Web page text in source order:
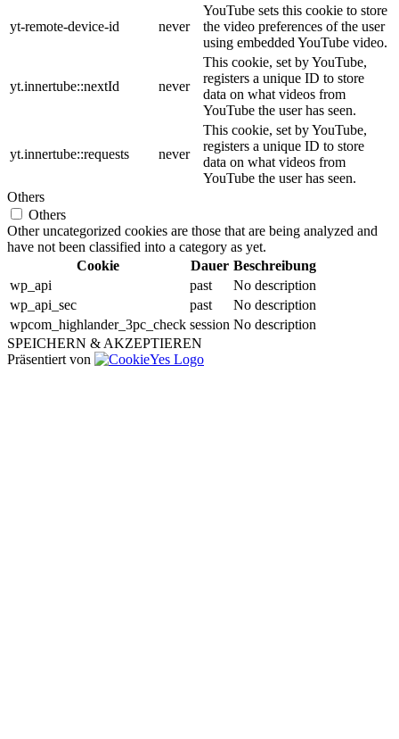
yt-remote-device-id never
YouTube sets this cookie to store
the video preferences of the user
using embedded YouTube video.
yt.innertube::nextId never
This cookie, set by YouTube,
registers a unique ID to store
data on what videos from
YouTube the user has seen.
yt.innertube::requests never
This cookie, set by YouTube,
registers a unique ID to store
data on what videos from
YouTube the user has seen.
Others
Others
Other uncategorized cookies are those that are being analyzed and
have not been classified into a category as yet.
Cookie
Dauer Beschreibung
wp_api
past
No description
wp_api_sec
past
No description
wpcom_highlander_3pc_check session No description
SPEICHERN & AKZEPTIEREN
Präsentiert von